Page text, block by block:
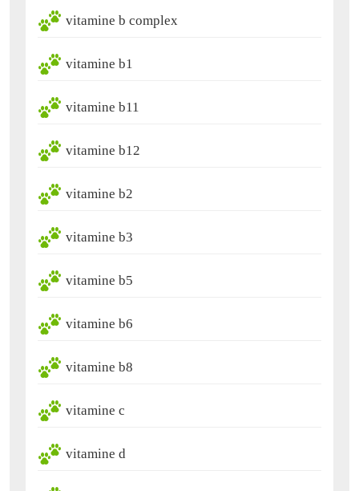
vitamine b complex
vitamine b1
vitamine b11
vitamine b12
vitamine b2
vitamine b3
vitamine b5
vitamine b6
vitamine b8
vitamine c
vitamine d